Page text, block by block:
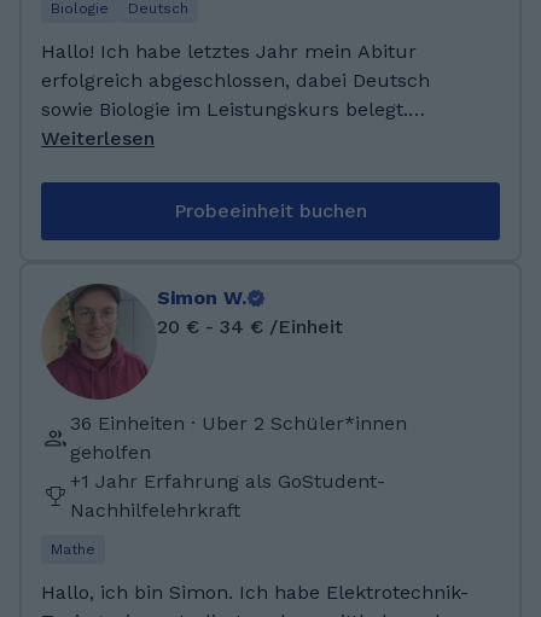
Biologie Deutsch
Hallo! Ich habe letztes Jahr mein Abitur
erfolgreich abgeschlossen, dabei Deutsch
sowie Biologie im Leistungskurs belegt.
Aktuell studiere ich Regelschullehramt mit
und sie individuell zu unterstützen, damit sie
selbstbewusst und erfolgreich in der Schule
arbeiten können. Ich mache ein Studium für
Regelschullehramt mit Deutsch und Sport als
Fächerkombination. Durch meine bisherigen
Erfahrungen in der Nachhilfe und der Arbeit
mit Schülerinnen und Schülern im
Schulalltag kann ich Unterricht verständlich
erklären, motivieren und individuell
unterstützen.
Weiterlesen
Probeeinheit buchen
Simon W.
20 € - 34 € /Einheit
36 Einheiten · Uber 2 Schüler*innen
geholfen
+1 Jahr Erfahrung als GoStudent-
Nachhilfelehrkraft
Mathe
Hallo, ich bin Simon. Ich habe Elektrotechnik-